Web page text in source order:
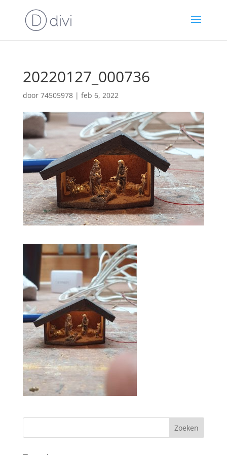
20220127_000736
door 74505978| feb 6, 2022
Zoeken